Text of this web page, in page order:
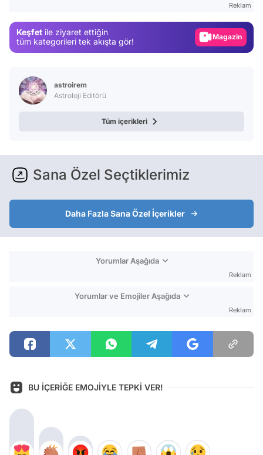
Reklam
Keşfet ile ziyaret ettiğin
tüm kategorileri tek akışta gör!
Magazin
astroirem
Astroloji Editörü
Tüm içerikleri
Sana Özel Seçtiklerimiz
Daha Fazla Sana Özel İçerikler
Yorumlar Aşağıda
Reklam
Yorumlar ve Emojiler Aşağıda
Reklam
BU İÇERİĞE EMOJİYLE TEPKİ VER!